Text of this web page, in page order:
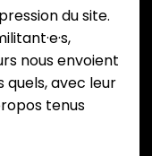
du site.
nous envoient
quels, avec leur
tenus